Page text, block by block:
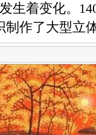
生着变化。
制作了大型